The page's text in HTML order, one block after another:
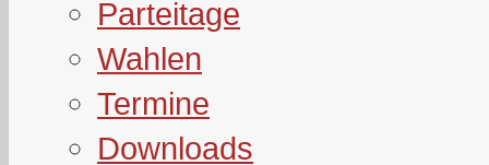
Parteitage
Wahlen
Termine
Downloads